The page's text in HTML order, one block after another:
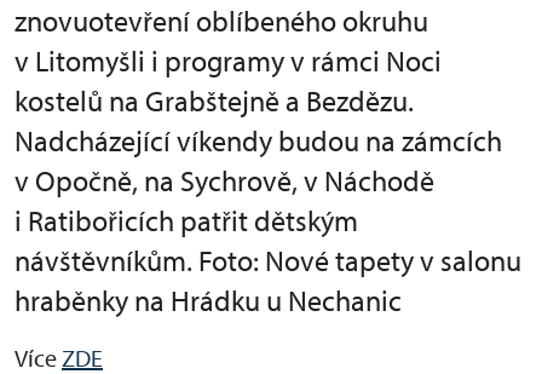
znovuotevření oblíbeného okruhu
v Litomyšli i programy v rámci Noci
kostelů na Grabštejně a Bezdězu.
Nadcházející víkendy budou na zámcích
v Opočně, na Sychrově, v Náchodě
i Ratibořicích patřit dětským
návštěvníkům. Foto: Nové tapety v salonu
hraběnky na Hrádku u Nechanic
VíceZDE